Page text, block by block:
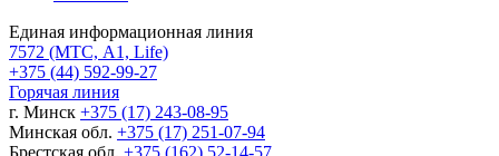
Единая информационная линия
7572 (МТС, A1, Life)
+375 (44) 592-99-27
Горячая линия
г. Минск +375 (17) 243-08-95
Минская обл. +375 (17) 251-07-94
Брестская обл. +375 (162) 52-14-57